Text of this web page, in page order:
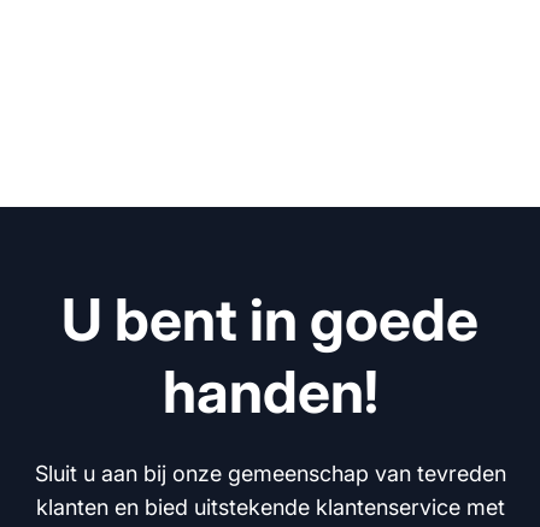
U bent in goede
handen!
Sluit u aan bij onze gemeenschap van tevreden
klanten en bied uitstekende klantenservice met